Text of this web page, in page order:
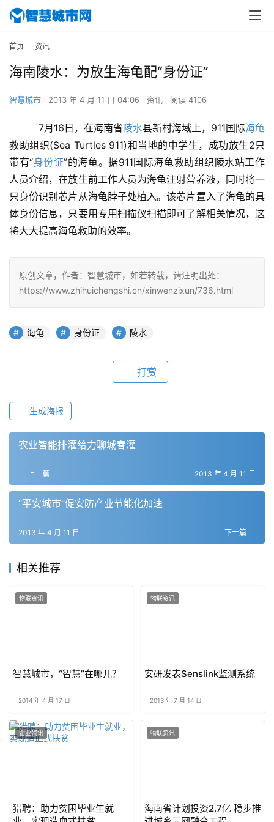
首页 资讯
海南陵水：为放生海龟配“身份证”
智慧城市 2013 年 4 月 11 日 04:06 资讯 阅读 4106
7月16日，在海南省陵水县新村海域上，911国际海龟
救助组织(Sea Turtles 911)和当地的中学生，成功放生2只
带有“身份证”的海龟。据911国际海龟救助组织陵水站工作
人员介绍，在放生前工作人员为海龟注射营养液，同时将一
只身份识别芯片从海龟脖子处植入。该芯片置入了海龟的具
体身份信息，只要用专用扫描仪扫描即可了解相关情况，这
将大大提高海龟救助的效率。
原创文章，作者：智慧城市，如若转载，请注明出处：
https://www.zhihuichengshi.cn/xinwenzixun/736.html
海龟 身份证 陵水
打赏
生成海报
农业智能排灌给力聊城春灌
上一篇 2013 年 4 月 11 日
“平安城市”促安防产业节能化加速
下一篇
2013 年 4 月 11 日
相关推荐
物联资讯
智慧城市，“智慧”在哪儿？
2014 年 4 月 17 日
物联资讯
安研发表Senslink监测系统
2013 年 7 月 14 日
企业资讯
猎聘：助力贫困毕业生就
物联资讯
海南省计划投资2.7亿 稳步推